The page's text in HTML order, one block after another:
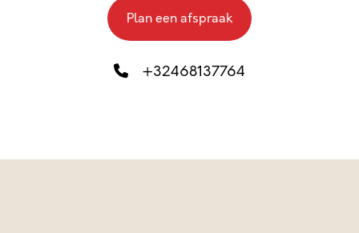
Plan een afspraak
+32468137764